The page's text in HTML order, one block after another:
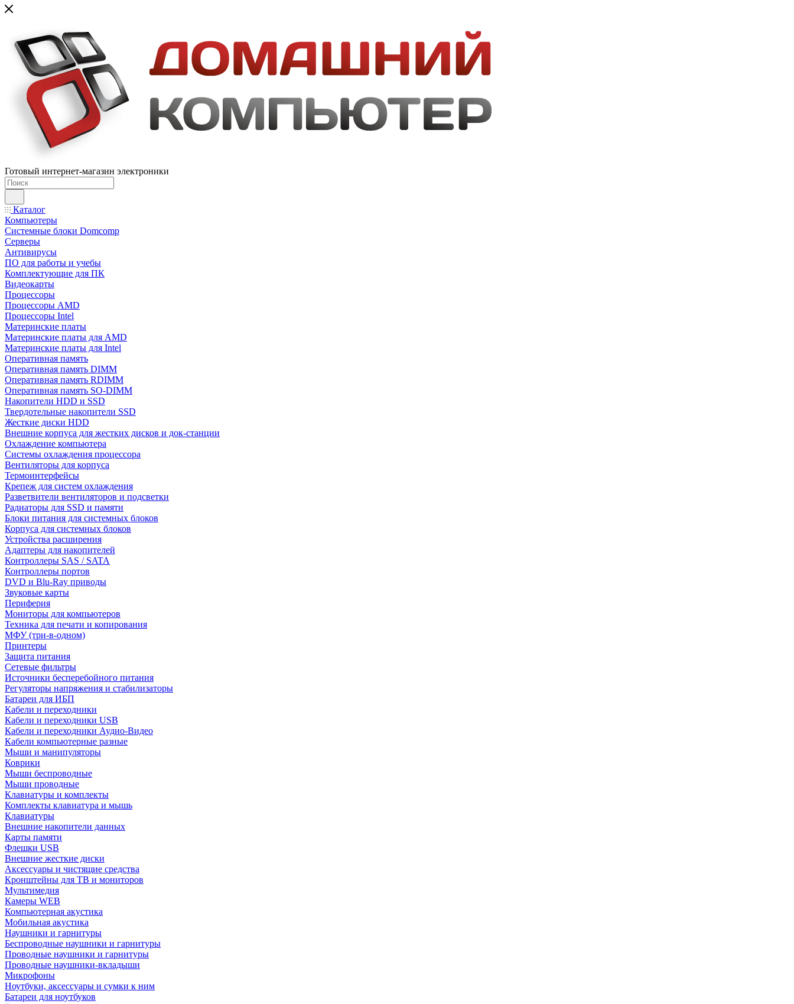
Готовый интернет-магазин электроники
Каталог
Компьютеры
Системные блоки Domcomp
Серверы
Антивирусы
ПО для работы и учебы
Комплектующие для ПК
Видеокарты
Процессоры
Процессоры AMD
Процессоры Intel
Материнские платы
Материнские платы для AMD
Материнские платы для Intel
Оперативная память
Оперативная память DIMM
Оперативная память RDIMM
Оперативная память SO-DIMM
Накопители HDD и SSD
Твердотельные накопители SSD
Жесткие диски HDD
Внешние корпуса для жестких дисков и док-станции
Охлаждение компьютера
Системы охлаждения процессора
Вентиляторы для корпуса
Термоинтерфейсы
Крепеж для систем охлаждения
Разветвители вентиляторов и подсветки
Радиаторы для SSD и памяти
Блоки питания для системных блоков
Корпуса для системных блоков
Устройства расширения
Адаптеры для накопителей
Контроллеры SAS / SATA
Контроллеры портов
DVD и Blu-Ray приводы
Звуковые карты
Периферия
Мониторы для компьютеров
Техника для печати и копирования
МФУ (три-в-одном)
Принтеры
Защита питания
Сетевые фильтры
Источники бесперебойного питания
Регуляторы напряжения и стабилизаторы
Батареи для ИБП
Кабели и переходники
Кабели и переходники USB
Кабели и переходники Аудио-Видео
Кабели компьютерные разные
Мыши и манипуляторы
Коврики
Мыши беспроводные
Мыши проводные
Клавиатуры и комплекты
Комплекты клавиатура и мышь
Клавиатуры
Внешние накопители данных
Карты памяти
Флешки USB
Внешние жесткие диски
Аксессуары и чистящие средства
Кронштейны для ТВ и мониторов
Мультимедия
Камеры WEB
Компьютерная акустика
Мобильная акустика
Наушники и гарнитуры
Беспроводные наушники и гарнитуры
Проводные наушники и гарнитуры
Проводные наушники-вкладыши
Микрофоны
Ноутбуки, аксессуары и сумки к ним
Батареи для ноутбуков